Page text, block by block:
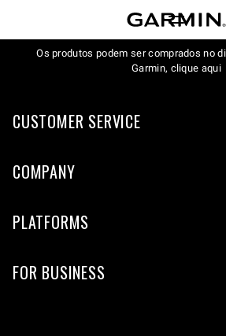
Os produtos podem ser comprados no
Garmin, clique aqui
CUSTOMER SERVICE
COMPANY
PLATFORMS
FOR BUSINESS